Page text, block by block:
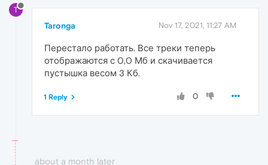
T
Taronga Nov 17, 2021, 11:27 AM
Перестало работать. Все треки теперь
отображаются с 0,0 Мб и скачивается
пустышка весом 3 Кб.
0
1 Reply
about a month later